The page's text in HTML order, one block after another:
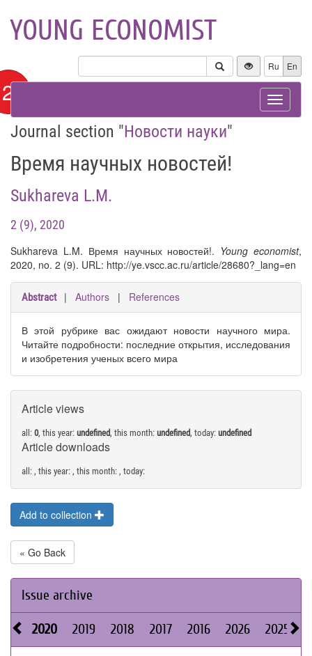
YOUNG ECONOMIST
Ru En
Toggle
Journal section "Новости науки"
Время научных новостей!
Sukhareva L.M.
2 (9), 2020
Sukhareva L.M. Время научных новостей!. Young economist,
2020, no. 2 (9). URL: http://ye.vscc.ac.ru/article/28680?_lang=en
Abstract | Authors | References
В этой рубрике вас ожидают новости научного мира.
Читайте подробности: последние открытия, исследования
и изобретения ученых всего мира
Article views
all: 0, this year: undefined, this month: undefined, today: undefined
Article downloads
all: , this year: , this month: , today:
Add to collection
« Go Back
Issue archive
2020 2019 2018 2017 2016 2026 2025